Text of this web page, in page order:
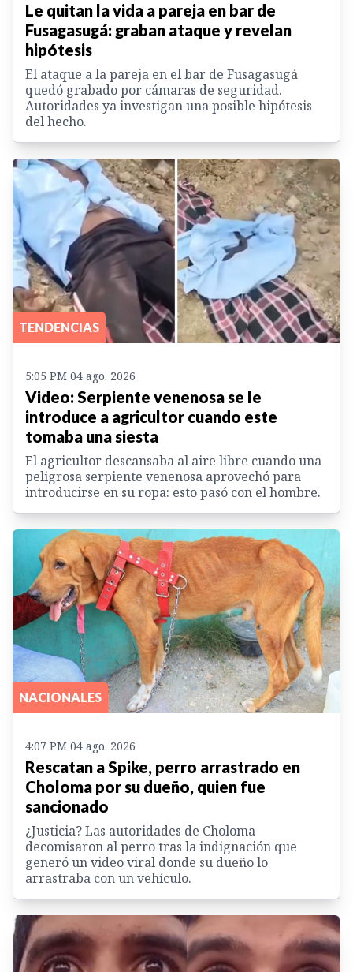
Le quitan la vida a pareja en bar de
Fusagasugá: graban ataque y revelan
hipótesis
El ataque a la pareja en el bar de Fusagasugá
quedó grabado por cámaras de seguridad.
Autoridades ya investigan una posible hipótesis
del hecho.
TENDENCIAS
5:05 PM 04 ago. 2026
Video: Serpiente venenosa se le
introduce a agricultor cuando este
tomaba una siesta
El agricultor descansaba al aire libre cuando una
peligrosa serpiente venenosa aprovechó para
introducirse en su ropa: esto pasó con el hombre.
NACIONALES
4:07 PM 04 ago. 2026
Rescatan a Spike, perro arrastrado en
Choloma por su dueño, quien fue
sancionado
¿Justicia? Las autoridades de Choloma
decomisaron al perro tras la indignación que
generó un video viral donde su dueño lo
arrastraba con un vehículo.